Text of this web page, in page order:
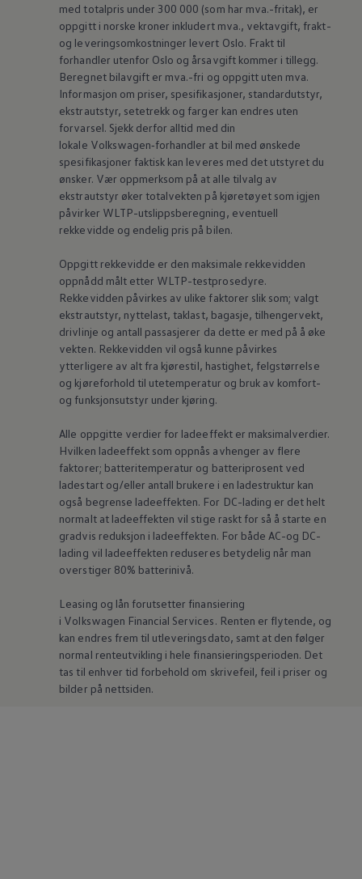
med totalpris under 300 000 (som har mva.-fritak), er
oppgitt i norske kroner inkludert mva., vektavgift, frakt-
og leveringsomkostninger levert Oslo. Frakt til
forhandler utenfor Oslo og årsavgift kommer i tillegg.
Beregnet bilavgift er mva.-fri og oppgitt uten mva.
Informasjon om priser, spesifikasjoner, standardutstyr,
ekstrautstyr, setetrekk og farger kan endres uten
forvarsel. Sjekk derfor alltid med din
lokale Volkswagen‑forhandler at bil med ønskede
spesifikasjoner faktisk kan leveres med det utstyret du
ønsker. Vær oppmerksom på at alle tilvalg av
ekstrautstyr øker totalvekten på kjøretøyet som igjen
påvirker WLTP-utslippsberegning, eventuell
rekkevidde og endelig pris på bilen.
Oppgitt rekkevidde er den maksimale rekkevidden
oppnådd målt etter WLTP-testprosedyre.
Rekkevidden påvirkes av ulike faktorer slik som; valgt
ekstrautstyr, nyttelast, taklast, bagasje, tilhengervekt,
drivlinje og antall passasjerer da dette er med på å øke
vekten. Rekkevidden vil også kunne påvirkes
ytterligere av alt fra kjørestil, hastighet, felgstørrelse
og kjøreforhold til utetemperatur og bruk av komfort-
og funksjonsutstyr under kjøring.
Alle oppgitte verdier for ladeeffekt er maksimalverdier.
Hvilken ladeeffekt som oppnås avhenger av flere
faktorer; batteritemperatur og batteriprosent ved
ladestart og/eller antall brukere i en ladestruktur kan
også begrense ladeeffekten. For DC-lading er det helt
normalt at ladeeffekten vil stige raskt for så å starte en
gradvis reduksjon i ladeeffekten. For både AC-og DC-
lading vil ladeeffekten reduseres betydelig når man
overstiger 80% batterinivå.
Leasing og lån forutsetter finansiering
i Volkswagen Financial Services. Renten er flytende, og
kan endres frem til utleveringsdato, samt at den følger
normal renteutvikling i hele finansieringsperioden. Det
tas til enhver tid forbehold om skrivefeil, feil i priser og
bilder på nettsiden.